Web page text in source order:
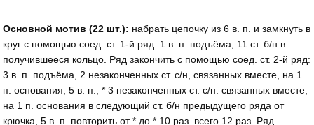
Основной мотив (22 шт.): набрать цепочку из 6 в. п. и замкнуть в
круг с помощью соед. ст. 1-й ряд: 1 в. п. подъёма, 11 ст. б/н в
получившееся кольцо. Ряд закончить с помощью соед. ст. 2-й ряд:
3 в. п. подъёма, 2 незаконченных ст. с/н, свя­занных вместе, на 1
п. основания, 5 в. п., * 3 незакон­ченных ст. с/н. связанных вместе,
на 1 п. основания в следующий ст. б/н предыдущего ряда от
крючка, 5 в. п. повторить от * до * 10 раз. всего 12 раз. Ряд